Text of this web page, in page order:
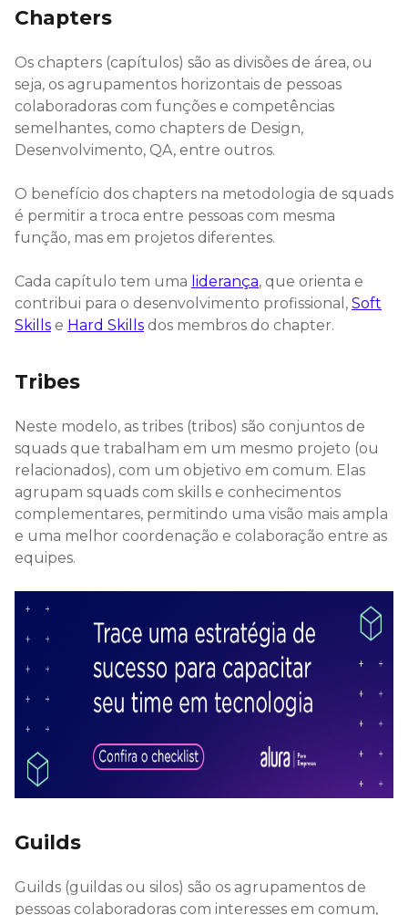
Chapters
Os chapters (capítulos) são as divisões de área, ou
seja, os agrupamentos horizontais de pessoas
colaboradoras com funções e competências
semelhantes, como chapters de Design,
Desenvolvimento, QA, entre outros.
O benefício dos chapters na metodologia de squads
é permitir a troca entre pessoas com mesma
função, mas em projetos diferentes.
Cada capítulo tem uma liderança, que orienta e
contribui para o desenvolvimento profissional, Soft
Skills e Hard Skills dos membros do chapter.
Tribes
Neste modelo, as tribes (tribos) são conjuntos de
squads que trabalham em um mesmo projeto (ou
relacionados), com um objetivo em comum. Elas
agrupam squads com skills e conhecimentos
complementares, permitindo uma visão mais ampla
e uma melhor coordenação e colaboração entre as
equipes.
Guilds
Guilds (guildas ou silos) são os agrupamentos de
pessoas colaboradoras com interesses em comum,